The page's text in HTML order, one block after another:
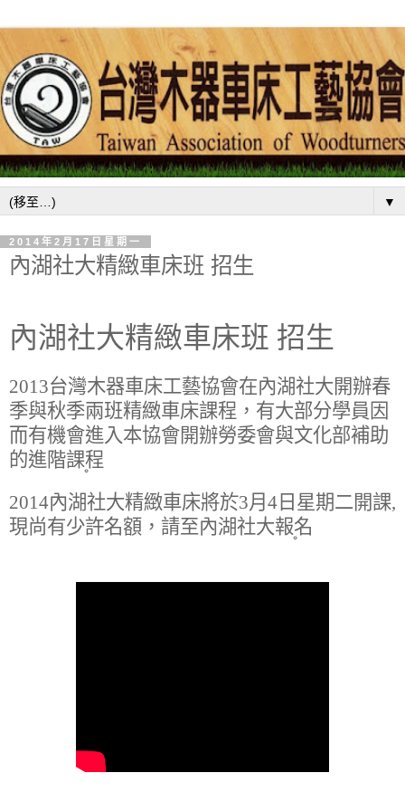
▼
2014年2月17日星期一
內湖社大精緻車床班 招生
內湖社大精緻車床班 招生
2013台灣木器車床工藝協會在內湖社大開辦春
季與秋季兩班精緻車床課程，有大部分學員因
而有機會進入本協會開辦勞委會與文化部補助
的進階課程
2014內湖社大精緻車床將於3月 4 日星期二開課,
現尚有少許名額，請至內湖社大報名